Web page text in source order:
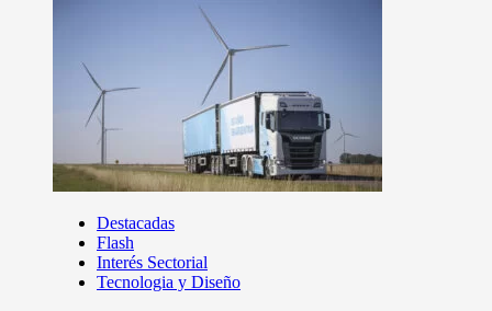
Destacadas
Flash
Interés Sectorial
Tecnologia y Diseño